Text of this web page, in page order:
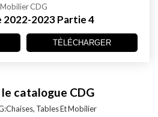
Mobilier CDG
2022-2023 Partie 4
TÉLÉCHARGER
catalogue CDG
Tables Et Mobilier